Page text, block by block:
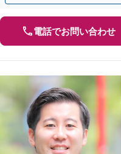
電話でお問い合わせ